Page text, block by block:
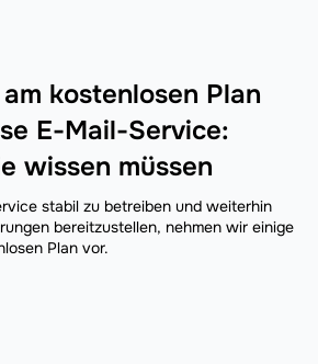
kostenlosen Plan
E-Mail-Service:
wissen müssen
stabil zu betreiben und weiterhin
bereitzustellen, nehmen wir einige
Plan vor.